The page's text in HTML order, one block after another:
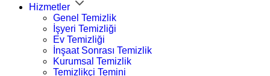
Hizmetler
Genel Temizlik
İşyeri Temizliği
Ev Temizliği
İnşaat Sonrası Temizlik
Kurumsal Temizlik
Temizlikçi Temini